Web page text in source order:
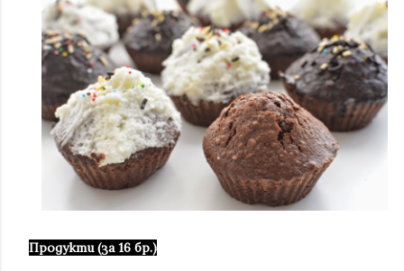
Продукти (за 16 бр.)